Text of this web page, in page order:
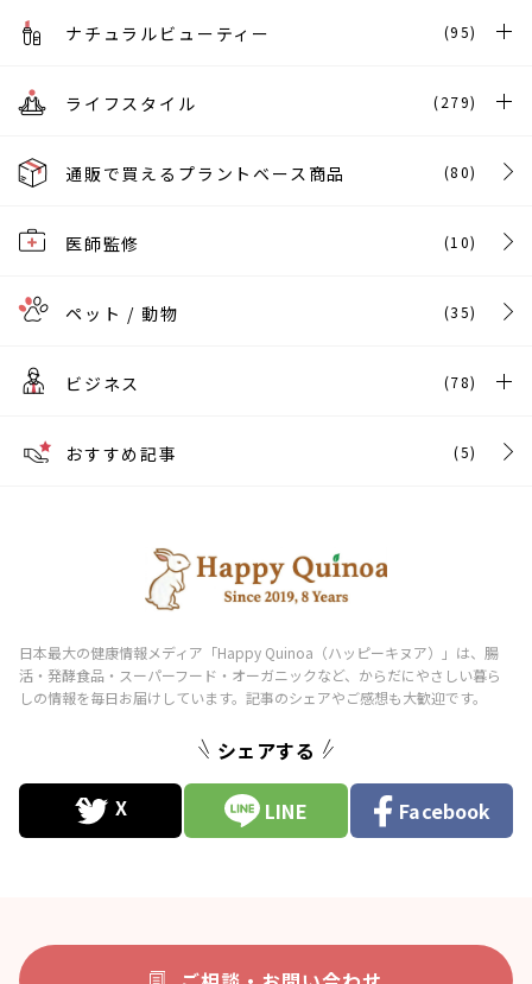
ナチュラルビューティー (95)
ライフスタイル (279)
通販で買えるプラントベース商品 (80)
医師監修 (10)
ペット / 動物 (35)
ビジネス (78)
おすすめ記事 (5)
シェアする
LINE Facebook